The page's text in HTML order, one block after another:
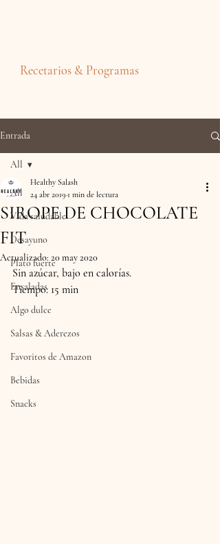
Recetarios & Programas
Entrada
All
Vida saludable
Desayuno
Plato fuerte
Ensaladas
Algo dulce
Salsas & Aderezos
Favoritos de Amazon
Bebidas
Snacks
All
SIROPE DE CHOCOLATE
FIT
Healthy Salash
24 abr 2019 1 min de lectura
Actualizado: 20 may 2020
Sin azúcar, bajo en calorías.
Tiempo: 15 min